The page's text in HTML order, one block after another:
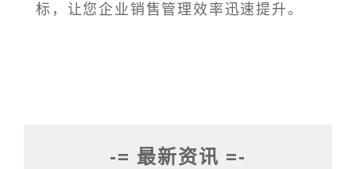
标，让您企业销售管理效率迅速提升。
-= 最新资讯 =-